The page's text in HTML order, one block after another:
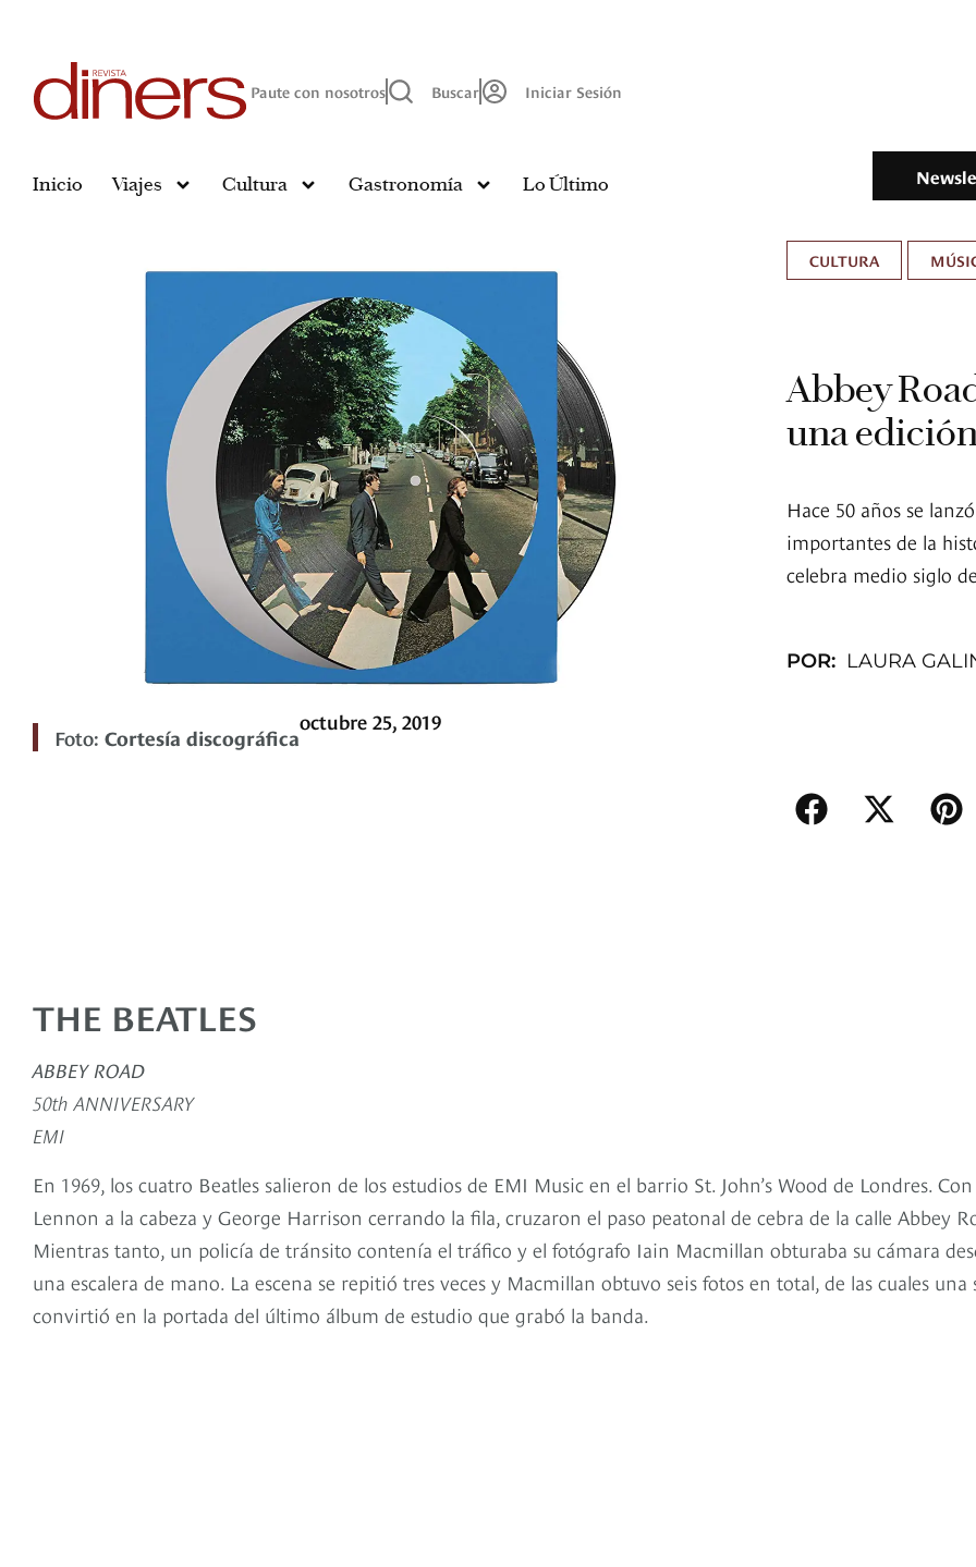
Paute con nosotros Buscar Iniciar Sesión
Inicio Viajes Cultura Gastronomía Lo Último
Foto: Cortesía discográfica
octubre 25, 2019
CULTURA
Abbey
una
Hace 50 años se
importantes de la
celebra medio siglo
POR: LAURA
THE BEATLES
ABBEY ROAD
50th ANNIVERSARY
EMI
En 1969, los cuatro Beatles salieron de los estudios de EMI Music en el barrio St. John’s Wood de Londres. Con
Lennon a la cabeza y George Harrison cerrando la fila, cruzaron el paso peatonal de cebra de la calle Abbey
Mientras tanto, un policía de tránsito contenía el tráfico y el fotógrafo Iain Macmillan obturaba su cámara
una escalera de mano. La escena se repitió tres veces y Macmillan obtuvo seis fotos en total, de las cuales una
convirtió en la portada del último álbum de estudio que grabó la banda.